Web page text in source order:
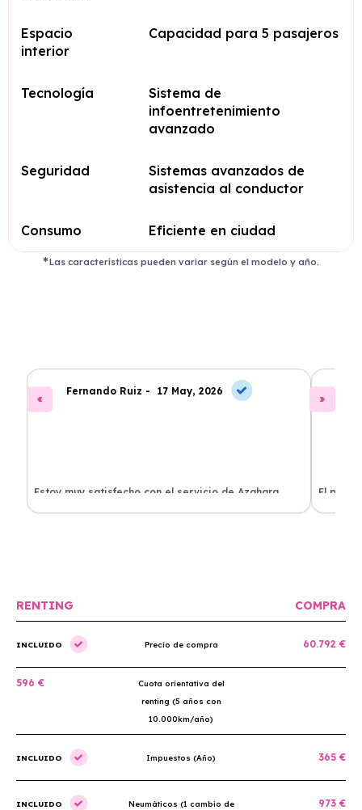
Espacio
interior
Capacidad para 5 pasajeros
Tecnología
Sistema de
infoentretenimiento
avanzado
Seguridad
Sistemas avanzados de
asistencia al conductor
Consumo Eficiente en ciudad
Las características pueden variar según el modelo y año.
Fernando Ruiz - 17 May, 2026
Estoy muy satisfecho con el servicio de Azahara
Renting. El coche está en perfectas condiciones y el
El
llegó
RENTING COMPRA
INCLUIDO Precio de compra 60.792 €
596 €
Cuota orientativa del
renting (5 años con
10.000km/año)
INCLUIDO Impuestos (Año) 365 €
INCLUIDO
Neumáticos (1 cambio de
973 €